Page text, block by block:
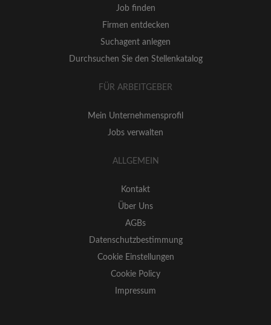
Job finden
Firmen entdecken
Suchagent anlegen
Durchsuchen Sie den Stellenkatalog
FÜR ARBEITGEBER
Mein Unternehmensprofil
Jobs verwalten
ALLGEMEIN
Kontakt
Über Uns
AGBs
Datenschutzbestimmung
Cookie Einstellungen
Cookie Policy
Impressum